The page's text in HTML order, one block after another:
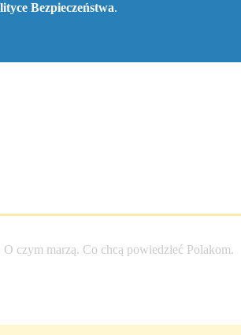
Bezpieczeństwa.
czym marzą. Co chcą powiedzieć Polakom.